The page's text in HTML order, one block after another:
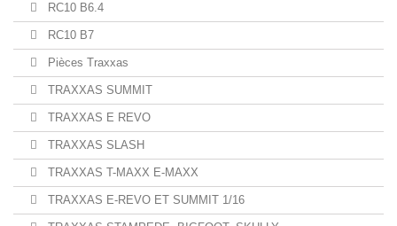
RC10 B6.4
RC10 B7
Pièces Traxxas
TRAXXAS SUMMIT
TRAXXAS E REVO
TRAXXAS SLASH
TRAXXAS T-MAXX E-MAXX
TRAXXAS E-REVO ET SUMMIT 1/16